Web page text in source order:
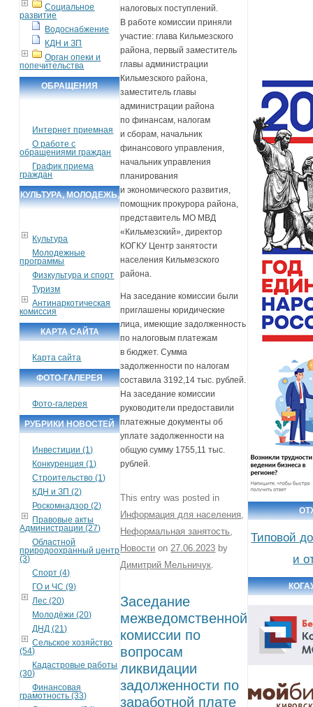
Социальное
развитие
Водоснабжение
КДН и ЗП
Орган опеки и
попечительства
ОБРАЩЕНИЯ
Интернет приемная
О работе с
обращениями граждан
График приема
граждан
КУЛЬТУРА, МОЛОДЕЖЬ,
Культура
Молодежные
программы
Физкультура и спорт
Туризм
Антинаркотическая
комиссия
КАРТА САЙТА
Карта сайта
ФОТО-ГАЛЕРЕЯ
Фото-галерея
РУБРИКИ НОВОСТЕЙ
Инвестиции (1)
Конкуренция (1)
Строительство (1)
КДН и ЗП (2)
Роскомнадзор (2)
Правовые акты
Администрации (27)
Областной
природоохранный центр
(3)
Спорт (4)
ГО и ЧС (9)
Лес (20)
Молодёжи (20)
ДНД (21)
Сельское хозяйство
(54)
Кадастровые работы
(30)
Финансовая
грамотность (33)
налоговых поступлений.
В работе комиссии приняли
участие: глава Кильмезского
района, первый заместитель
главы администрации
Кильмезского района,
заместитель главы
администрации района
по финансам, налогам
и сборам, начальник
финансового управления,
начальник управления
планирования
и экономического развития,
помощник прокурора района,
представитель МО МВД
«Кильмезский», директор
КОГКУ Центр занятости
населения Кильмезского
района.
На заседание комиссии были
приглашены юридические
лица, имеющие задолженность
по налоговым платежам
в бюджет. Сумма
задолженности по налогам
составила 3192,14 тыс. рублей.
На заседание комиссии
руководители предоставили
платежные документы об
уплате задолженности на
общую сумму 1755,11 тыс.
рублей.
This entry was posted in
Информация для населения,
Неформальная занятость,
Новости on27.06.2023 by
Димитрий Мельничук.
Заседание
межведомственной
комиссии по
вопросам
ликвидации
задолженности по
заработной плате
Типовой
и